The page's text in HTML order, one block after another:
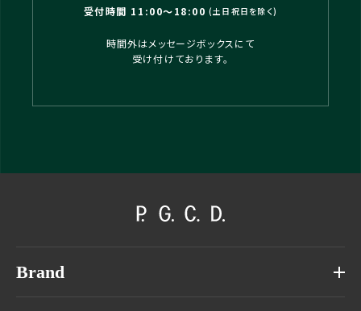
受付時間 11:00〜18:00 (土日祝日を除く)
時間外はメッセージボックスにて
受け付けております。
Brand